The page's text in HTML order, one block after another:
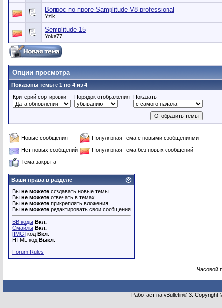
Вопрос по проге Samplitude V8 professional
Yzik
Semplitude 15
Yoka77
Опции просмотра
Показаны темы с 1 по 4 из 4
Критерий сортировки
Порядок отображения Показать
Новые сообщения
Популярная тема с новыми сообщениями
Нет новых сообщений
Популярная тема без новых сообщений
Тема закрыта
Ваши права в разделе
Вы не можете создавать новые темы
Вы не можете отвечать в темах
Вы не можете прикреплять вложения
Вы не можете редактировать свои сообщения
BB коды Вкл.
Смайлы Вкл.
[IMG] код Вкл.
HTML код Выкл.
Forum Rules
Часовой
Работает на vBulletin® 3.